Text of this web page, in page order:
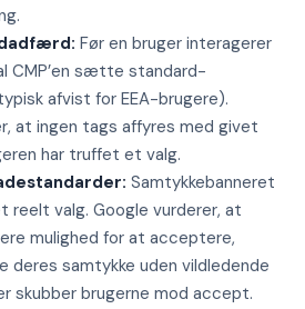
Før en bruger interagerer
CMP’en sætte standard-
afvist for EEA-brugere).
at ingen tags affyres med givet
har truffet et valg.
Samtykkebanneret
valg. Google vurderer, at
mulighed for at acceptere,
deres samtykke uden vildledende
skubber brugerne mod accept.